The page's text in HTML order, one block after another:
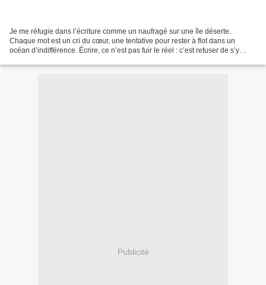
Je me réfugie dans l’écriture comme un naufragé sur une île déserte.
Chaque mot est un cri du cœur, une tentative pour rester à flot dans un
océan d’indifférence. Écrire, ce n’est pas fuir le réel : c’est refuser de s’y
Publicité